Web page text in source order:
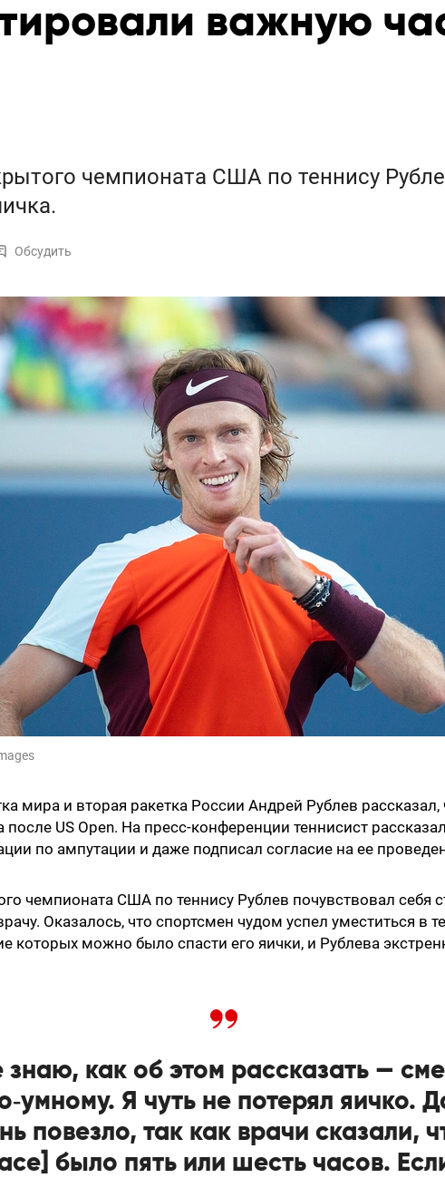
важную
чемпионата США по теннису
Обсудить
мира и вторая ракетка России Андрей Рублев рассказал,
US Open. На пресс-конференции теннисист
по ампутации и даже подписал согласие на ее
чемпионата США по теннису Рублев почувствовал себя
Оказалось, что спортсмен чудом успел уместиться в
которых можно было спасти его яички, и Рублева
знаю, как об этом рассказать —
Я чуть не потерял яичко.
повезло, так как врачи сказали,
было пять или шесть часов.